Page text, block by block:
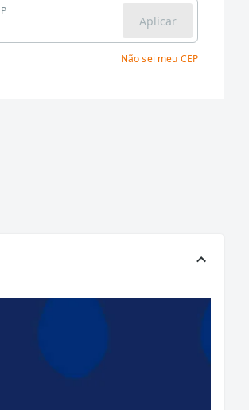
Aplicar
Não sei meu CEP